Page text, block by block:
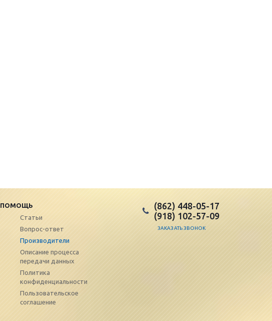
ПОМОЩЬ
Статьи
Вопрос-ответ
Производители
Описание процесса
передачи данных
Политика
конфиденциальности
Пользовательское
соглашение
(862) 448-05-17
(918) 102-57-09
ЗАКАЗАТЬ ЗВОНОК